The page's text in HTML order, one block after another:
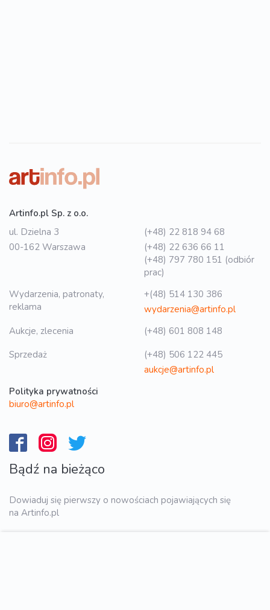
Artinfo.pl Sp. z o.o.
ul. Dzielna 3
00-162 Warszawa
(+48) 22 818 94 68
(+48) 22 636 66 11
(+48) 797 780 151 (odbiór
prac)
Wydarzenia, patronaty,
reklama
+(48) 514 130 386
wydarzenia@artinfo.pl
Aukcje, zlecenia
(+48) 601 808 148
Sprzedaż
(+48) 506 122 445
aukcje@artinfo.pl
Polityka prywatności
biuro@artinfo.pl
Bądź na bieżąco
Dowiaduj się pierwszy o nowościach pojawiających się
na Artinfo.pl